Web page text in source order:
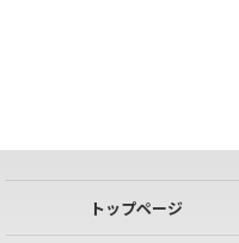
トップページ